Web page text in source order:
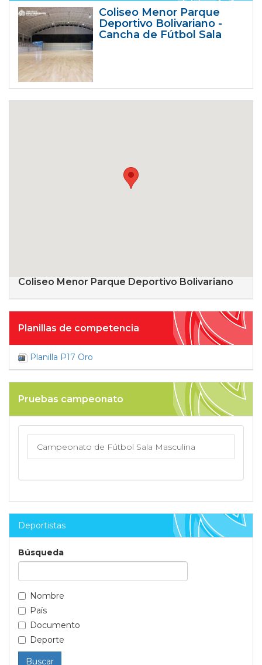
Coliseo Menor Parque
Deportivo Bolivariano -
Cancha de Fútbol Sala
Coliseo Menor Parque Deportivo Bolivariano
Planillas de competencia
Planilla P17 Oro
Pruebas campeonato
Campeonato de Fútbol Sala Masculina
Deportistas
Búsqueda
Nombre
País
Documento
Deporte
Buscar